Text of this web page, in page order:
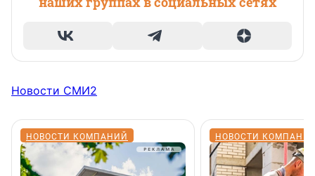
Новости СМИ2
НОВОСТИ КОМПАНИЙ НОВОСТИ